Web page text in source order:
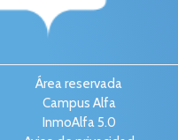
Área reservada
Campus Alfa
InmoAlfa 5.0